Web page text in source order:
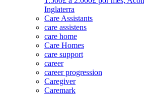
Inglaterra
Care Assistants
care assistens
care home
Care Homes
care support
career
career progression
Caregiver
Caremark